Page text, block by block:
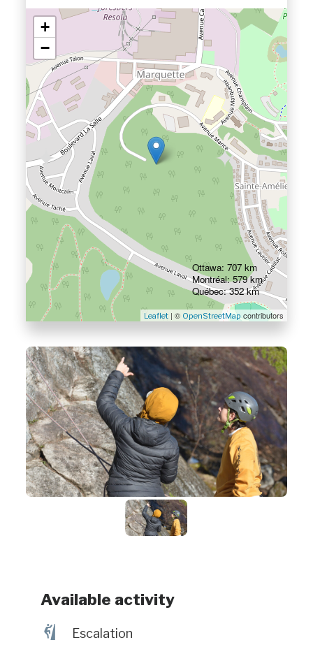
+
−
Leaflet| © OpenStreetMap contributors
Ottawa: 707 km
Montréal: 579 km
Québec: 352 km
Available activity
È Escalation